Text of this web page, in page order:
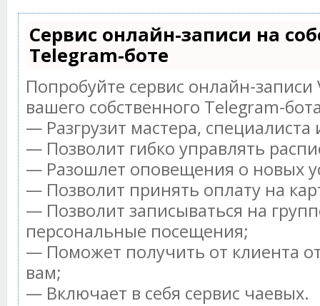
Сервис онлайн-записи на
Telegram-боте
Попробуйте сервис онлайн-
вашего собственного Telegram-
— Разгрузит мастера,
— Позволит гибко управлять
— Разошлет оповещения о новых
— Позволит принять оплату на
— Позволит записываться на
персональные посещения;
— Поможет получить от клиента
вам;
— Включает в себя сервис чаевых.